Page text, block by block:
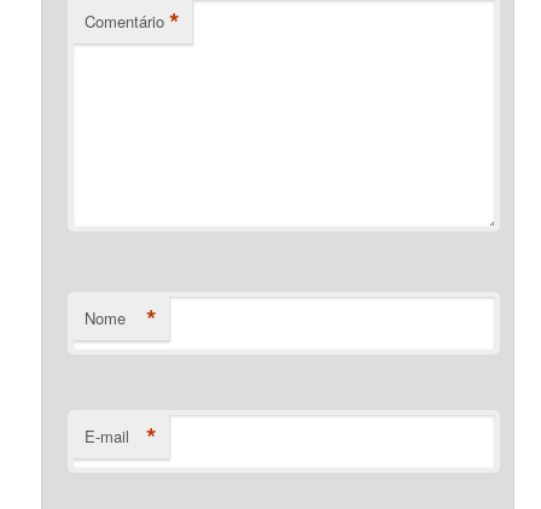
Comentário *
Nome *
E-mail *